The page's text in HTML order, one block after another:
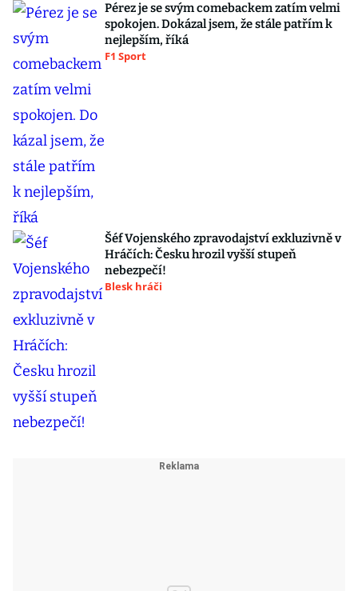
Pérez je se svým comebackem zatím velmi
spokojen. Dokázal jsem, že stále patřím k
nejlepším, říká
F1 Sport
Šéf Vojenského zpravodajství exkluzivně v
Hráčích: Česku hrozil vyšší stupeň
nebezpečí!
Blesk hráči